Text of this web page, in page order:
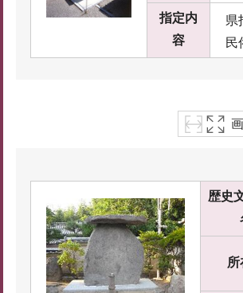
指定内
容
県
民
歴史